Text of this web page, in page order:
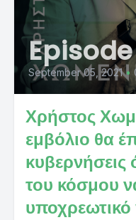
September 05, 2021 •
Χρήστος
εμβόλιο θα
του κόσμου
υποχρεωτικό